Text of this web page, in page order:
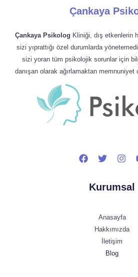
Çankaya
Çankaya Psikolog Kliniği, dış etkenlerin
sizi yıprattığı özel durumlarda
sizi yoran tüm psikolojik sorunlar için
danışan olarak ağırlamaktan memnuniyet
Kurumsal
Anasayfa
Hakkımızda
İletişim
Blog